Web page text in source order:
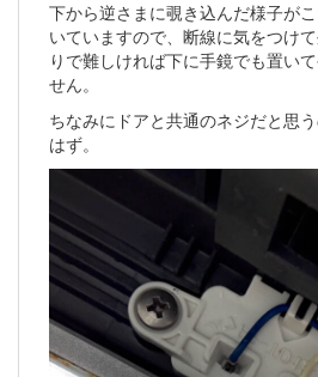
下から逆さまに覗き込んだ様子が
いていますので、断線に気をつけ
りで難しければ下に手鏡でも置い
せん。
ちなみにドアと共通のネジだと思
はず。